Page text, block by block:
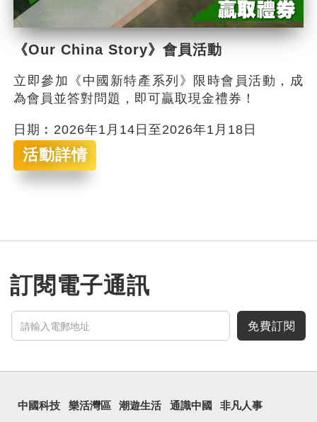
《Our China Story》會員活動
立即參加《中國新特產系列》限時會員活動，成
為會員並答對問題，即可贏取現金禮券！
日期︰2026年1月14日至2026年1月18日
活動詳情
訂閱電子通訊
免費訂閱
中國科技 樂活灣區 潮遊生活 通識中國 非凡人事